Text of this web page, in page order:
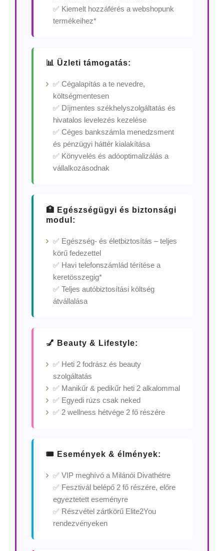
✅ Kiemelt hozzáférés a webshopunk
termékeihez*
📊 Üzleti támogatás:
✅ Cégalapítás a te nevedre,
költségmentesen
✅ Díjmentes székhelyszolgáltatás és
hivatalos levelezés kezelése
✅ Céges bankszámla menedzsment
és pénzügyi háttér kialakítása
✅ Könyvelés és adóoptimalizálás a
vállalkozásodnak
🏥 Egészségügyi és biztonsági
modul:
✅ Egészség- és életbiztosítás – teljes
körű fedezettel
✅ Havi telefonszámlád térítése a
keretösszegig*
✅ Teljes autóbiztosítási költség
átvállalása
💅 Beauty & Lifestyle:
✅ Heti 2 fodrász és beauty
szolgáltatás
✅ Manikűr & pedikűr heti 2 alkalommal
✅ Egyedi rúzs csak neked
✅ 2 wellness hétvége 2 fő részére
🎟️ Események & élmények:
✅ VIP meghívó a Milánói Divathétre
✅ Fesztivál belépő 2 fő részére, előre
egyeztetett eseményre
✅ Részvétel zártkörű Elite2You
rendezvényeken